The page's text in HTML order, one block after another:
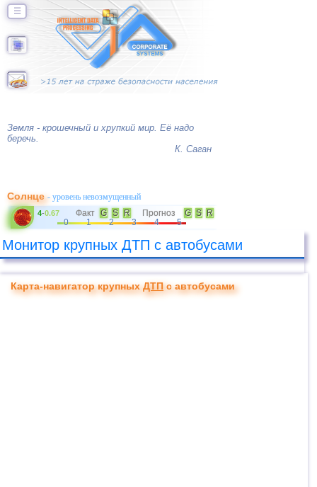
☰
Земля - крошечный и хрупкий мир. Её надо
беречь.
К. Саган
Солнце- уровень невозмущенный
4-0.67 Факт G S R Прогноз G S
R
0
1 2 3 4 5
Монитор крупных ДТП с автобусами
Карта-навигатор крупныхДТПс автобусами